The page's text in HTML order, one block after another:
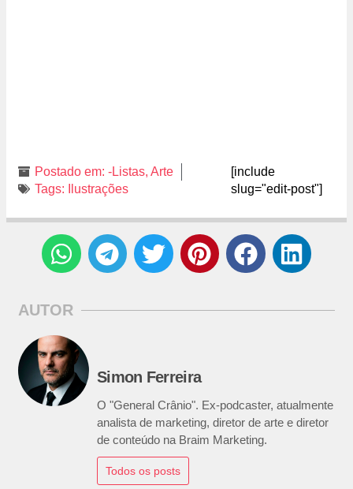
Postado em: -Listas, Arte
Tags:
Ilustrações
[include
slug="edit-post"]
AUTOR
Simon Ferreira
O "General Crânio". Ex-podcaster, atualmente
analista de marketing, diretor de arte e diretor
de conteúdo na Braim Marketing.
Todos os posts